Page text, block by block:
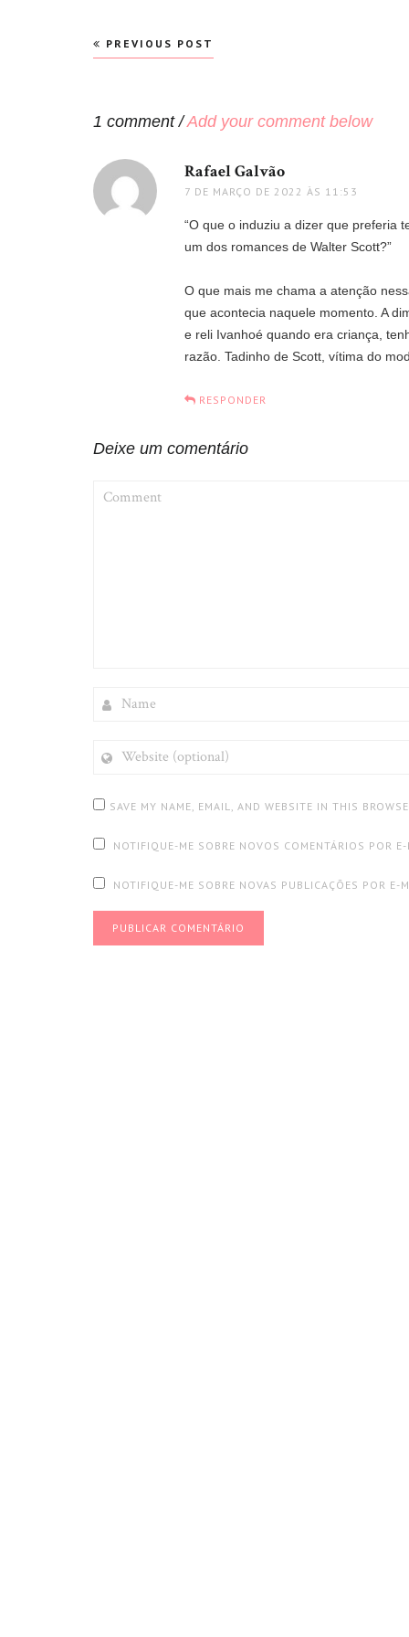
Navegação
PREVIOUS POST
1 comment /Add your comment below
Rafael Galvão
7 DE MARÇO DE 2022 ÀS 11:53
“O que o induziu a dizer que preferia
um dos romances de Walter Scott?”
O que mais me chama a atenção
que acontecia naquele momento. A
e reli Ivanhoé quando era criança,
razão. Tadinho de Scott, vítima do
RESPONDER
Deixe um comentário
(OPTIONAL)
SAVE MY NAME, EMAIL, AND WEBSITE IN THIS
NOTIFIQUE-ME SOBRE NOVOS COMENTÁRIOS POR E-
NOTIFIQUE-ME SOBRE NOVAS PUBLICAÇÕES POR E-